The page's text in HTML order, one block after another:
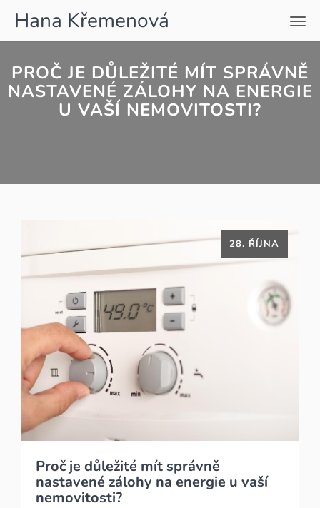
Hana Křemenová
PROČ JE DŮLEŽITÉ MÍT SPRÁVNĚ
NASTAVENÉ ZÁLOHY NA ENERGIE
U VAŠÍ NEMOVITOSTI?
Proč je důležité mít správně
nastavené zálohy na energie u vaší
nemovitosti?
28. ŘÍJNA